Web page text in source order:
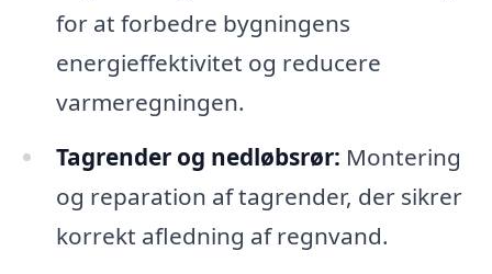
for at forbedre bygningens
energieffektivitet og reducere
varmeregningen.
Tagrender og nedløbsrør: Montering
og reparation af tagrender, der sikrer
korrekt afledning af regnvand.